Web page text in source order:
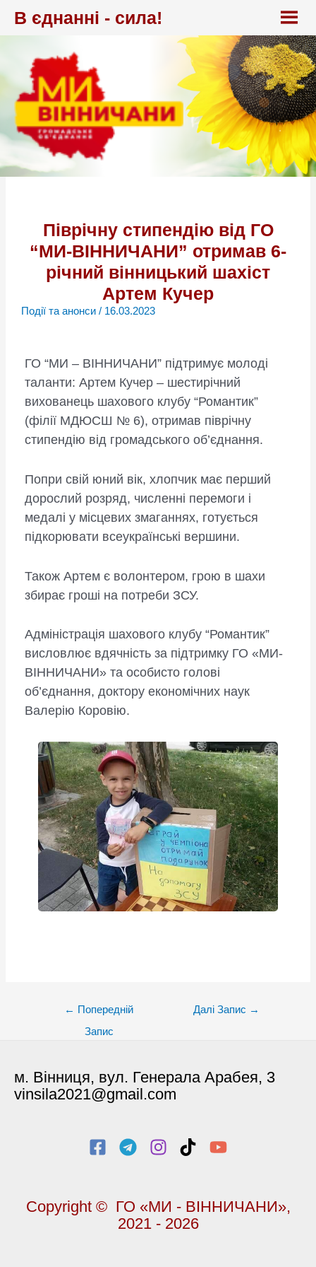
В єднанні - сила!
Піврічну стипендію від ГО
“МИ-ВІННИЧАНИ” отримав 6-
річний вінницький шахіст
Артем Кучер
Події та анонси/ 16.03.2023
ГО “МИ – ВІННИЧАНИ” підтримує молоді
таланти: Артем Кучер – шестирічний
вихованець шахового клубу “Романтик”
(філії МДЮСШ № 6), отримав піврічну
стипендію від громадського об’єднання.
Попри свій юний вік, хлопчик має перший
дорослий розряд, численні перемоги і
медалі у місцевих змаганнях, готується
підкорювати всеукраїнські вершини.
Також Артем є волонтером, грою в шахи
збирає гроші на потреби ЗСУ.
Адміністрація шахового клубу “Романтик”
висловлює вдячність за підтримку ГО «МИ-
ВІННИЧАНИ» та особисто голові
об’єднання, доктору економічних наук
Валерію Коровію.
← Попередній
Запис
Далі Запис →
м. Вінниця, вул. Генерала Арабея, 3
vinsila2021@gmail.com
Copyright © ГО «МИ - ВІННИЧАНИ»,
2021 - 2026